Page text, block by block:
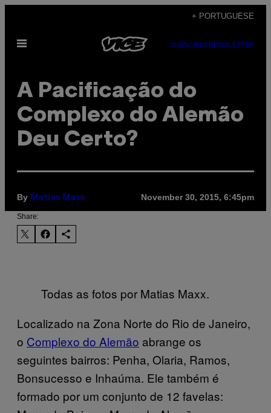
content
+ PORTUGUESE
Open
SUBSCRIBENEWSLETTER
A Pacificação do
Complexo do Alemão
Deu Certo?
By Matias Maxx November 30, 2015, 6:45pm
Share:
Todas as fotos por Matias Maxx.
Localizado na Zona Norte do Rio de Janeiro,
o Complexo do Alemão abrange os
seguintes bairros: Penha, Olaria, Ramos,
Bonsucesso e Inhaúma. Ele também é
formado por um conjunto de 12 favelas: